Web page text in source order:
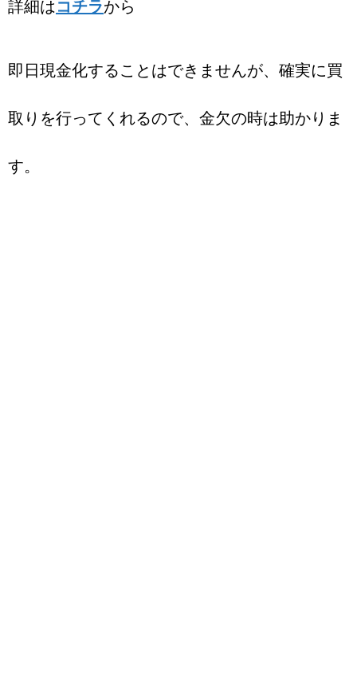
詳細は コチラから
即日現金化することはできませんが、確実に買
取りを行ってくれるので、金欠の時は助かりま
す。